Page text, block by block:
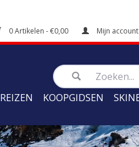
0 Artikelen - €0,00 Mijn
REIZEN KOOPGIDSEN